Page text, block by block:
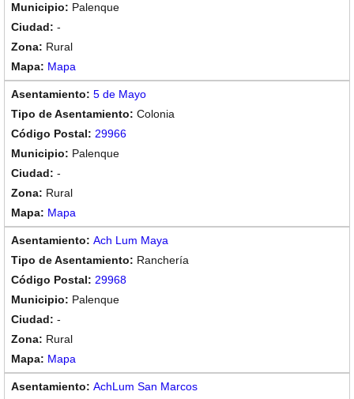
Palenque
-
Rural
Mapa
5 de Mayo
Colonia
29966
Palenque
-
Rural
Mapa
Ach Lum Maya
Ranchería
29968
Palenque
-
Rural
Mapa
AchLum San Marcos